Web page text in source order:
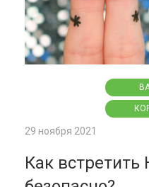
29 ноября 2021
Как